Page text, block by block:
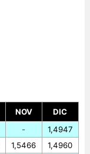
NOV
DIC
-
1,5466
1,4947
1,4960